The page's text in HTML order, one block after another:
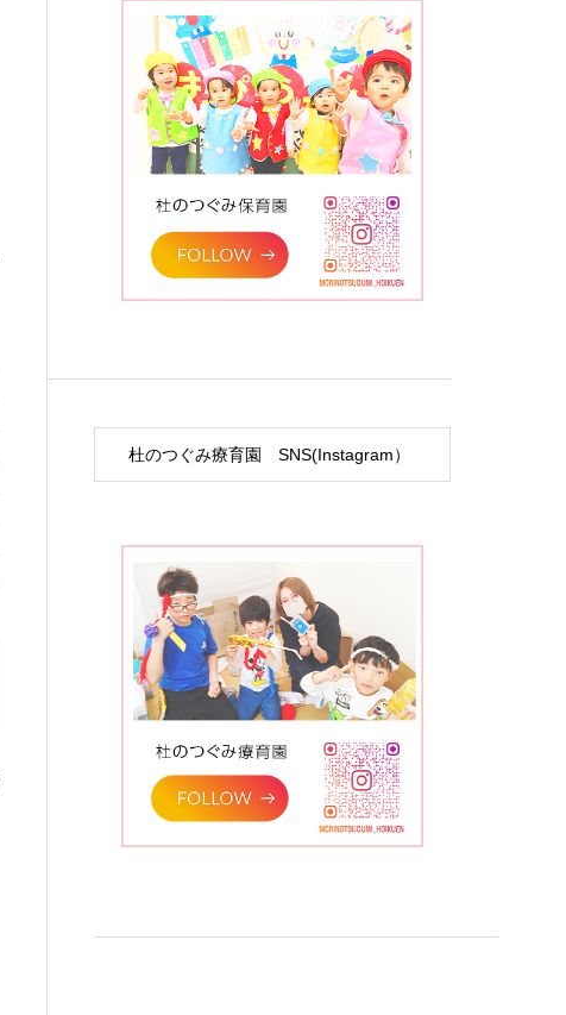
杜のつぐみ療育園 SNS(Instagram）